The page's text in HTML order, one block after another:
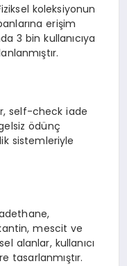
koleksiyonun
erişim
3 bin kullanıcıya
self-check iade
ödünç
sistemleriyle
mescit ve
alanlar, kullanıcı
tasarlanmıştır.